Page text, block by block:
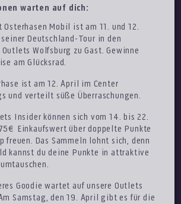
warten auf dich:
Osterhasen Mobil ist am 11. und 12.
Deutschland-Tour in den
Outlets Wolfsburg zu Gast. Gewinne
am Glücksrad.
ist am 12. April im Center
und verteilt süße Überraschungen.
Insider können sich vom 14. bis 22.
Einkaufswert über doppelte Punkte
freuen. Das Sammeln lohnt sich, denn
kannst du deine Punkte in attraktive
Goodie wartet auf unsere Outlets
Samstag, den 19. April gibt es für die